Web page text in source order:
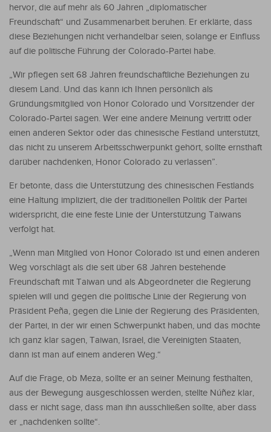
hervor, die auf mehr als 60 Jahren „diplomatischer
Freundschaft“ und Zusammenarbeit beruhen. Er erklärte, dass
diese Beziehungen nicht verhandelbar seien, solange er Einfluss
auf die politische Führung der Colorado-Partei habe.
„Wir pflegen seit 68 Jahren freundschaftliche Beziehungen zu
diesem Land. Und das kann ich Ihnen persönlich als
Gründungsmitglied von Honor Colorado und Vorsitzender der
Colorado-Partei sagen. Wer eine andere Meinung vertritt oder
einen anderen Sektor oder das chinesische Festland unterstützt,
das nicht zu unserem Arbeitsschwerpunkt gehört, sollte ernsthaft
darüber nachdenken, Honor Colorado zu verlassen”.
Er betonte, dass die Unterstützung des chinesischen Festlands
eine Haltung impliziert, die der traditionellen Politik der Partei
widerspricht, die eine feste Linie der Unterstützung Taiwans
verfolgt hat.
„Wenn man Mitglied von Honor Colorado ist und einen anderen
Weg vorschlägt als die seit über 68 Jahren bestehende
Freundschaft mit Taiwan und als Abgeordneter die Regierung
spielen will und gegen die politische Linie der Regierung von
Präsident Peña, gegen die Linie der Regierung des Präsidenten,
der Partei, in der wir einen Schwerpunkt haben, und das möchte
ich ganz klar sagen, Taiwan, Israel, die Vereinigten Staaten,
dann ist man auf einem anderen Weg.“
Auf die Frage, ob Meza, sollte er an seiner Meinung festhalten,
aus der Bewegung ausgeschlossen werden, stellte Núñez klar,
dass er nicht sage, dass man ihn ausschließen sollte, aber dass
er „nachdenken sollte“.